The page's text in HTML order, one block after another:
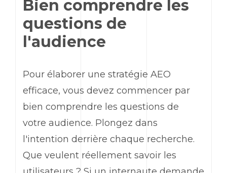
Bien comprendre les
questions de
l'audience
Pour élaborer une stratégie AEO
efficace, vous devez commencer par
bien comprendre les questions de
votre audience. Plongez dans
l'intention derrière chaque recherche.
Que veulent réellement savoir les